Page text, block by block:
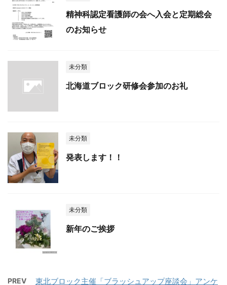
精神科認定看護師の会へ入会と定期総会
のお知らせ
未分類
北海道ブロック研修会参加のお礼
未分類
発表します！！
未分類
新年のご挨拶
PREV 東北ブロック主催「ブラッシュアップ座談会」アンケ